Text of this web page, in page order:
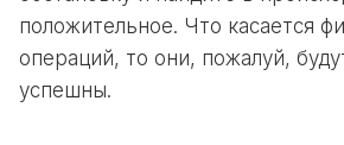
положительное. Что касается
операций, то они, пожалуй,
успешны.